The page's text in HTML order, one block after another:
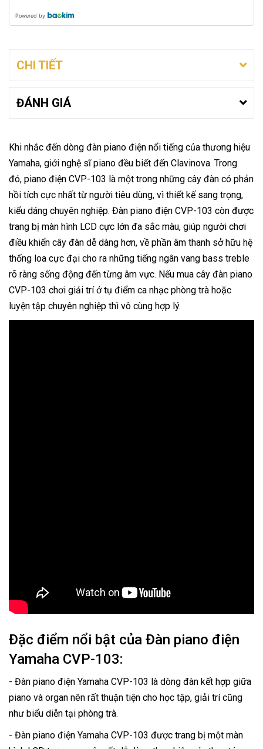
Powered by
CHI TIẾT
ĐÁNH GIÁ
Khi nhắc đến dòng đàn piano điện nổi tiếng của thương hiệu
Yamaha, giới nghệ sĩ piano đều biết đến Clavinova. Trong
đó, piano điện CVP-103 là một trong những cây đàn có phản
hồi tích cực nhất từ người tiêu dùng, vì thiết kế sang trọng,
kiểu dáng chuyên nghiệp. Đàn piano điện CVP-103 còn được
trang bị màn hình LCD cực lớn đa sắc màu, giúp người chơi
điều khiển cây đàn dễ dàng hơn, về phần âm thanh sở hữu hệ
thống loa cực đại cho ra những tiếng ngân vang bass treble
rõ ràng sống động đến từng âm vực. Nếu mua cây đàn piano
CVP-103 chơi giải trí ở tụ điểm ca nhạc phòng trà hoặc
luyện tập chuyên nghiệp thì vô cùng hợp lý.
Đặc điểm nổi bật của Đàn piano điện
Yamaha CVP-103:
- Đàn piano điện Yamaha CVP-103 là dòng đàn kết hợp giữa
piano và organ nên rất thuận tiện cho học tập, giải trí cũng
như biểu diễn tại phòng trà.
- Đàn piano điện Yamaha CVP-103 được trang bị một màn